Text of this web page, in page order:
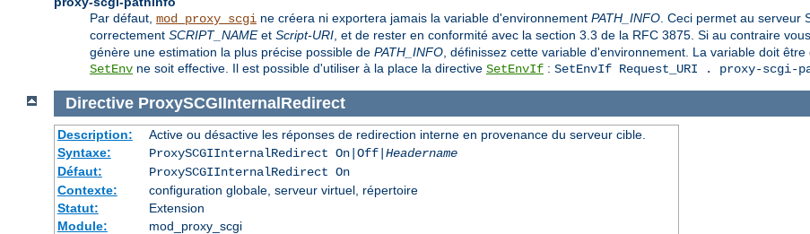
Par défaut, mod_proxy_scgi ne créera ni exportera jamais la variable d'environnement PATH_INFO. Ceci permet au serveur
correctement SCRIPT_NAMEet Script-URI, et de rester en conformité avec la section 3.3 de la RFC 3875. Si au contraire
génère une estimation la plus précise possible de PATH_INFO, définissez cette variable d'environnement. La variable doit
SetEnv ne soit effective. Il est possible d'utiliser à la place la directive SetEnvIf : SetEnvIf Request_URI . proxy-scgi-
Directive ProxySCGIInternalRedirect
Description:
Active ou désactive les réponses de redirection interne en provenance du serveur cible.
Syntaxe:
ProxySCGIInternalRedirect On|Off| Headername
Défaut:
ProxySCGIInternalRedirect On
Contexte:
configuration globale, serveur virtuel, répertoire
Statut:
Extension
Module:
mod_proxy_scgi